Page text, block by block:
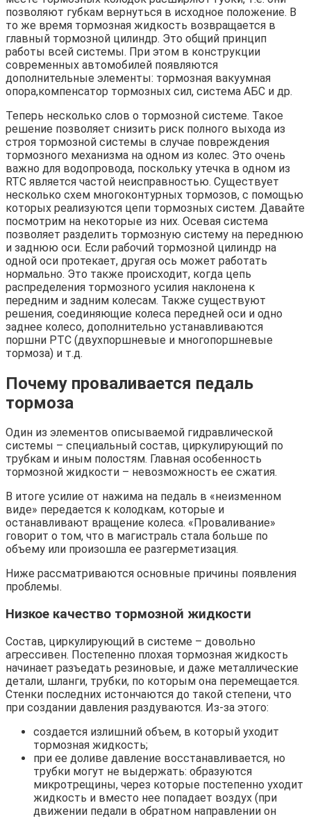
позволяют губкам вернуться в исходное положение. В
то же время тормозная жидкость возвращается в
главный тормозной цилиндр. Это общий принцип
работы всей системы. При этом в конструкции
современных автомобилей появляются
дополнительные элементы: тормозная вакуумная
опора,компенсатор тормозных сил, система АБС и др.
Теперь несколько слов о тормозной системе. Такое
решение позволяет снизить риск полного выхода из
строя тормозной системы в случае повреждения
тормозного механизма на одном из колес. Это очень
важно для водопровода, поскольку утечка в одном из
RTC является частой неисправностью. Существует
несколько схем многоконтурных тормозов, с помощью
которых реализуются цепи тормозных систем. Давайте
посмотрим на некоторые из них. Осевая система
позволяет разделить тормозную систему на переднюю
и заднюю оси. Если рабочий тормозной цилиндр на
одной оси протекает, другая ось может работать
нормально. Это также происходит, когда цепь
распределения тормозного усилия наклонена к
передним и задним колесам. Также существуют
решения, соединяющие колеса передней оси и одно
заднее колесо, дополнительно устанавливаются
поршни PTC (двухпоршневые и многопоршневые
тормоза) и т.д.
Почему проваливается педаль
тормоза
Один из элементов описываемой гидравлической
системы – специальный состав, циркулирующий по
трубкам и иным полостям. Главная особенность
тормозной жидкости – невозможность ее сжатия.
В итоге усилие от нажима на педаль в «неизменном
виде» передается к колодкам, которые и
останавливают вращение колеса. «Проваливание»
говорит о том, что в магистраль стала больше по
объему или произошла ее разгерметизация.
Ниже рассматриваются основные причины появления
проблемы.
Низкое качество тормозной жидкости
Состав, циркулирующий в системе – довольно
агрессивен. Постепенно плохая тормозная жидкость
начинает разъедать резиновые, и даже металлические
детали, шланги, трубки, по которым она перемещается.
Стенки последних истончаются до такой степени, что
при создании давления раздуваются. Из-за этого:
создается излишний объем, в который уходит
тормозная жидкость;
при ее доливе давление восстанавливается, но
трубки могут не выдержать: образуются
микротрещины, через которые постепенно уходит
жидкость и вместо нее попадает воздух (при
движении педали в обратном направлении он